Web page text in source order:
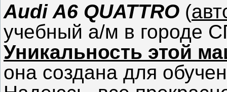
Audi A6 QUATTRO (
учебный а/м в городе
Уникальность этой
она создана для